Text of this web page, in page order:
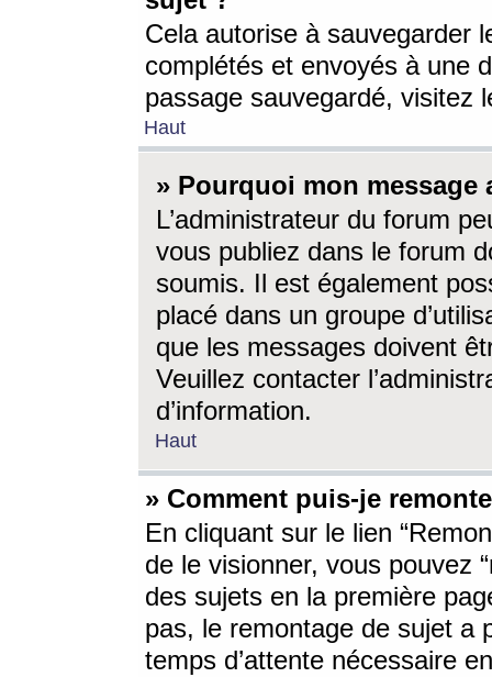
Cela autorise à sauvegarder
complétés et envoyés à une
passage sauvegardé, visitez
Haut
» Pourquoi mon message
L’administrateur du forum
vous publiez dans le forum
soumis. Il est également
placé dans un groupe
que les messages doivent
Veuillez contacter
d’information.
Haut
» Comment puis-je
En cliquant sur le lien
de le visionner, vous pouvez
des sujets en la première
pas, le remontage de sujet a
temps d’attente nécessaire